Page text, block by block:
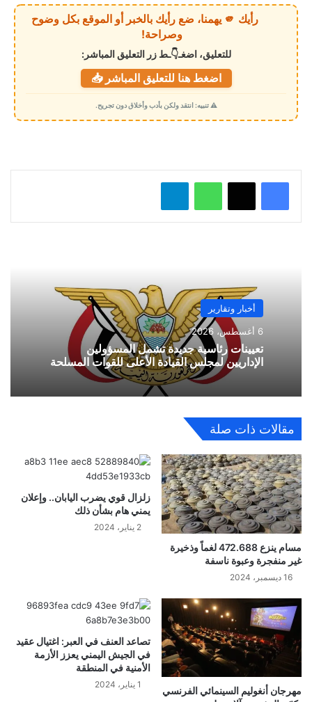
ي
م
ي
رأيك 🫵 يهمنا، ضع رأيك بالخبر أو الموقع بكل وضوح
وصراحة!
للتعليق، اضغـ👇ـط زر التعليق المباشر:
اضغط هنا للتعليق المباشر 📥
⚠️ تنبيه: انتقد ولكن بأدب وأخلاق دون تجريح.
واتساب
أخبار وتقارير
6 أغسطس، 2026
تعيينات رئاسية جديدة تشمل المسؤولين
الإداريين لمجلس القيادة الأعلى للقوات المسلحة
مقالات ذات صلة
مسام ينزع 472.688 لغماً وذخيرة
غير منفجرة وعبوة ناسفة
16 ديسمبر، 2024
زلزال قوي يضرب اليابان.. وإعلان
يمني هام بشأن ذلك
2 يناير، 2024
مهرجان أنغوليم السينمائي الفرنسي
تصاعد العنف في العبر: اغتيال عقيد
في الجيش اليمني يعزز الأزمة
الأمنية في المنطقة
1 يناير، 2024